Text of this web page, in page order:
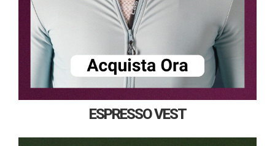
ESPRESSO VEST